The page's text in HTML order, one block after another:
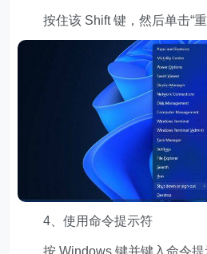
按住该 Shift 键，然后单击“重
4、使用命令提示符
按 Windows 键并键入命令提